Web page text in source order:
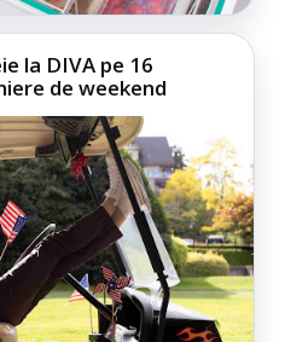
la DIVA pe 16
de weekend